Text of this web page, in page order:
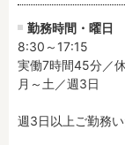
勤務時間・曜日
8:30～17:15
実働7時間45分／
月～土／週3日
週3日以上ご勤務